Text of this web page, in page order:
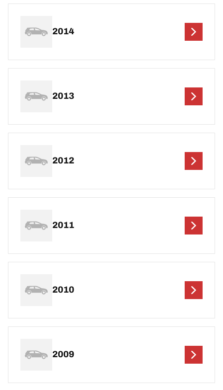
2014
2013
2012
2011
2010
2009